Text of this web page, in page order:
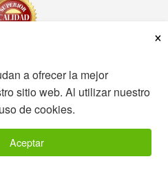
×
a ofrecer la mejor
sitio web. Al utilizar nuestro
de cookies.
Aceptar
de uso Política de privacidad
Todos los derechos reservados
está destinada a fines informativos y no
o profesional de salud, ni ningún tratamiento
médico o profesional de salud para cualquier